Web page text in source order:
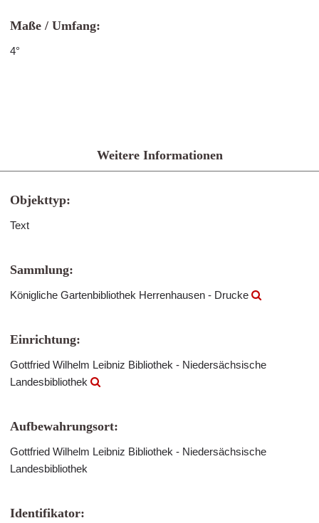
Maße / Umfang:
4°
Weitere Informationen
Objekttyp:
Text
Sammlung:
Königliche Gartenbibliothek Herrenhausen - Drucke
Einrichtung:
Gottfried Wilhelm Leibniz Bibliothek - Niedersächsische
Landesbibliothek
Aufbewahrungsort:
Gottfried Wilhelm Leibniz Bibliothek - Niedersächsische
Landesbibliothek
Identifikator: